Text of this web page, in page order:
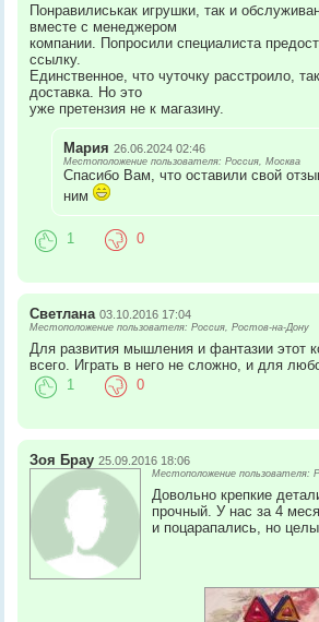
Понравилиськак игрушки, так и
вместе с менеджером
компании. Попросили специалиста
ссылку.
Единственное, что чуточку расстроило,
доставка. Но это
уже претензия не к магазину.
Мария 26.06.2024 02:46
Местоположение пользователя: Россия, Москва
Спасибо Вам, что оставили свой
ним
1 0
Светлана 03.10.2016 17:04
Местоположение пользователя: Россия, Ростов-на-Дону
Для развития мышления и фантазии этот
всего. Играть в него не сложно, и для
1 0
Зоя Брау 25.09.2016 18:06
Местоположение пользователя:
Довольно крепкие
прочный. У нас за 4
и поцарапались, но